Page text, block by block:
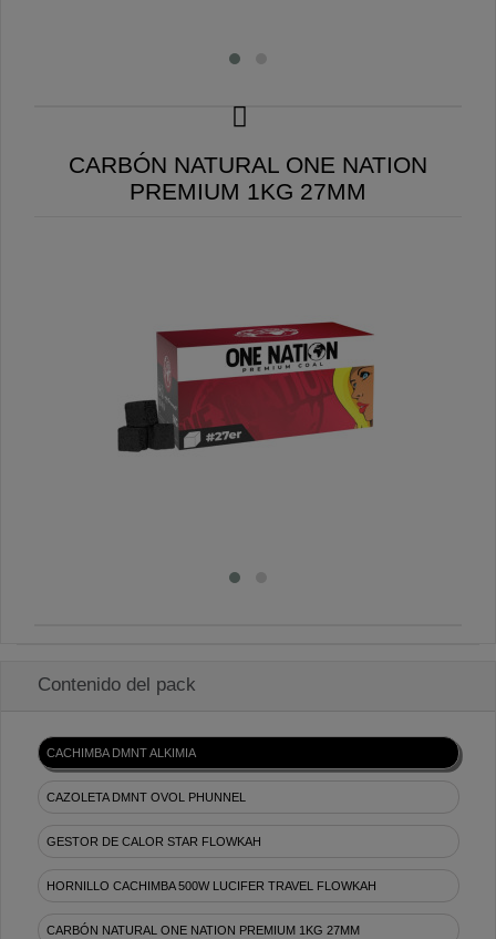
CARBÓN NATURAL ONE NATION
PREMIUM 1KG 27MM
Contenido del pack
CACHIMBA DMNT ALKIMIA
CAZOLETA DMNT OVOL PHUNNEL
GESTOR DE CALOR STAR FLOWKAH
HORNILLO CACHIMBA 500W LUCIFER TRAVEL FLOWKAH
CARBÓN NATURAL ONE NATION PREMIUM 1KG 27MM